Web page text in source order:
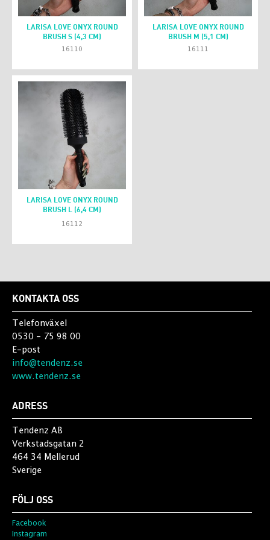
LARISA LOVE ONYX ROUND
BRUSH S (4,3 CM)
16110
LARISA LOVE ONYX ROUND
BRUSH M (5,1 CM)
16111
LARISA LOVE ONYX ROUND
BRUSH L (6,4 CM)
16112
KONTAKTA OSS
Telefonväxel
0530 - 75 98 00
E-post
info@tendenz.se
www.tendenz.se
ADRESS
Tendenz AB
Verkstadsgatan 2
464 34 Mellerud
Sverige
FÖLJ OSS
Facebook
Instagram